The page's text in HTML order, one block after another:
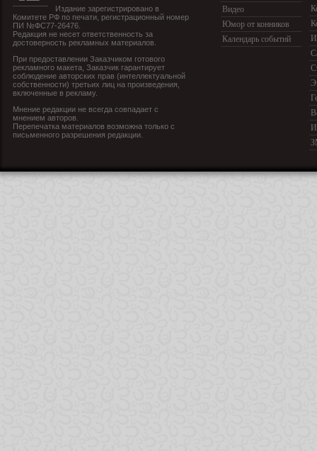
Издание зарегистрировано в
Комитете РФ по печати, регистрационный номер
ПИ №ФС77-26476.
Редакция не несет ответственность за
достоверность рекламных материалов.
При предоставлении Заказчиком готового
рекламного макета, Заказчик гарантирует
соблюдение авторских прав (интеллектуальной
собственности) третьих лиц на произведения,
включенные в рекламу.
Мнение редакции не всегда совпадает с
мнением авторов.
Перепечатка материалов возможна только с
письменного разрешения редакции.
Видео
Юмор от конников
Календарь событий